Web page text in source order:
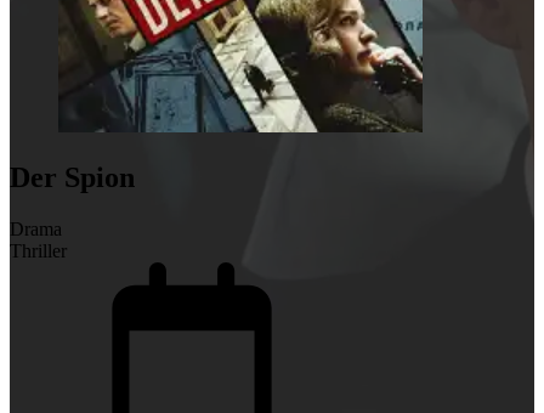
Der Spion
Drama
Thriller